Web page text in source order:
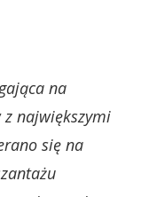
na
z największymi
się na